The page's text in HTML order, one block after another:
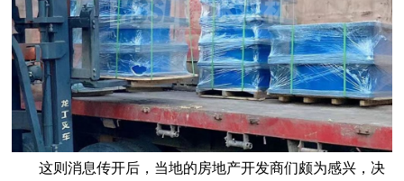
这则消息传开后，当地的房地产开发商们颇为感兴，决